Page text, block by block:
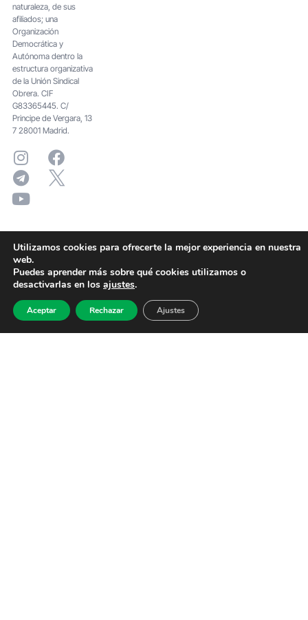
naturaleza, de sus
afiliados; una
Organización
Democrática y
Autónoma dentro la
estructura organizativa
de la Unión Sindical
Obrera. CIF
G83365445. C/
Principe de Vergara, 13
7 28001 Madrid.
Utilizamos cookies para ofrecerte la mejor experiencia en nuestra
web.
Puedes aprender más sobre qué cookies utilizamos o
desactivarlas en los ajustes.
Aceptar Rechazar Ajustes